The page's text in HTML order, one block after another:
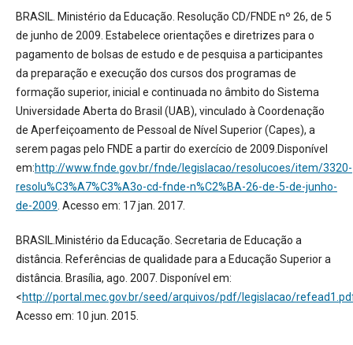
BRASIL. Ministério da Educação. Resolução CD/FNDE nº 26, de 5
de junho de 2009. Estabelece orientações e diretrizes para o
pagamento de bolsas de estudo e de pesquisa a participantes
da preparação e execução dos cursos dos programas de
formação superior, inicial e continuada no âmbito do Sistema
Universidade Aberta do Brasil (UAB), vinculado à Coordenação
de Aperfeiçoamento de Pessoal de Nível Superior (Capes), a
serem pagas pelo FNDE a partir do exercício de 2009.Disponível
em:http://www.fnde.gov.br/fnde/legislacao/resolucoes/item/3320-
resolu%C3%A7%C3%A3o-cd-fnde-n%C2%BA-26-de-5-de-junho-
de-2009 . Acesso em: 17 jan. 2017.
BRASIL.Ministério da Educação. Secretaria de Educação a
distância. Referências de qualidade para a Educação Superior a
distância. Brasília, ago. 2007. Disponível em:
<http://portal.mec.gov.br/seed/arquivos/pdf/legislacao/
Acesso em: 10 jun. 2015.